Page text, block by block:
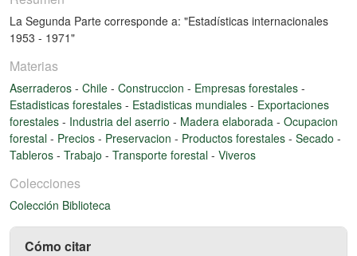
La Segunda Parte corresponde a: "Estadísticas internacionales
1953 - 1971"
Materias
Aserraderos - Chile - Construccion - Empresas forestales -
Estadisticas forestales - Estadisticas mundiales - Exportaciones
forestales - Industria del aserrio - Madera elaborada - Ocupacion
forestal - Precios - Preservacion - Productos forestales - Secado -
Tableros - Trabajo - Transporte forestal - Viveros
Colecciones
Colección Biblioteca
Cómo citar